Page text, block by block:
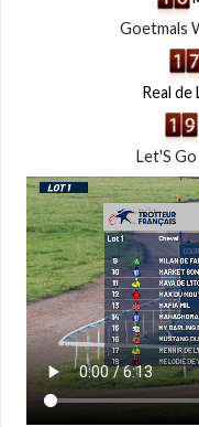
Goetmals
Real de
Let'S